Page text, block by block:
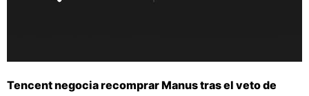
Tencent negocia recomprar Manus tras el veto de